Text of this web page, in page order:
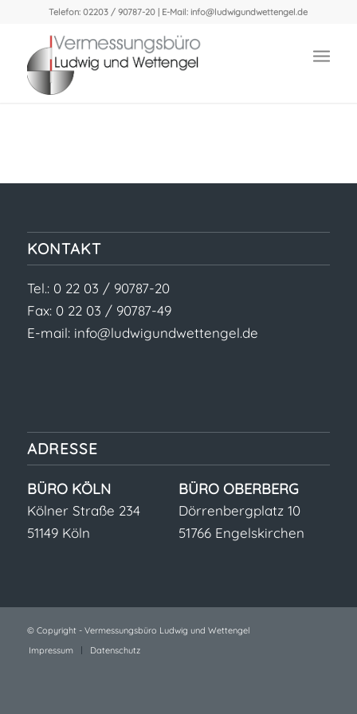
Telefon: 02203 / 90787-20 | E-Mail: info@ludwigundwettengel.de
KONTAKT
Tel.: 0 22 03 / 90787-20
Fax: 0 22 03 / 90787-49
E-mail: info@ludwigundwettengel.de
ADRESSE
BÜRO KÖLN
Kölner Straße 234
51149 Köln
BÜRO OBERBERG
Dörrenbergplatz 10
51766 Engelskirchen
© Copyright - Vermessungsbüro Ludwig und Wettengel
Impressum
Datenschutz